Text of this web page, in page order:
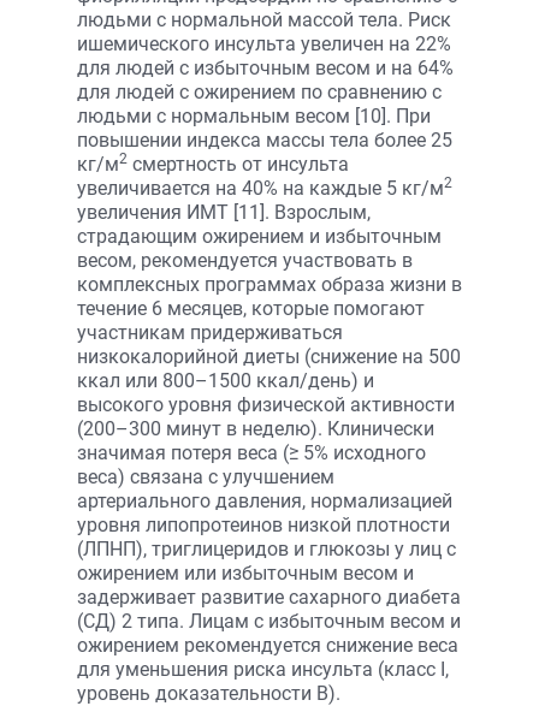
людьми с нормальной массой тела. Риск
ишемического инсульта увеличен на 22%
для людей с избыточным весом и на 64%
для людей с ожирением по сравнению с
людьми с нормальным весом [10]. При
повышении индекса массы тела более 25
кг/м2 смертность от инсульта
увеличивается на 40% на каждые 5 кг/м2
увеличения ИМТ [11]. Взрослым,
страдающим ожирением и избыточным
весом, рекомендуется участвовать в
комплексных программах образа жизни в
течение 6 месяцев, которые помогают
участникам придерживаться
низкокалорийной диеты (снижение на 500
ккал или 800–1500 ккал/день) и
высокого уровня физической активности
(200–300 минут в неделю). Клинически
значимая потеря веса (≥ 5% исходного
веса) связана с улучшением
артериального давления, нормализацией
уровня липопротеинов низкой плотности
(ЛПНП), триглицеридов и глюкозы у лиц с
ожирением или избыточным весом и
задерживает развитие сахарного диабета
(СД) 2 типа. Лицам с избыточным весом и
ожирением рекомендуется снижение веса
для уменьшения риска инсульта (класс I,
уровень доказательности B).